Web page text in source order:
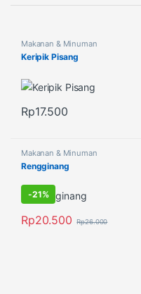
Makanan & Minuman
Keripik Pisang
Rp17.500
Makanan & Minuman
Rengginang
-21%
Rp20.500 Rp26.000